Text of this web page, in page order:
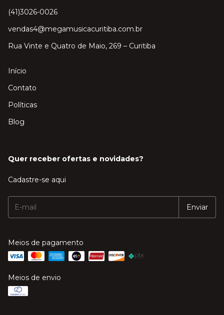
(41)3026-0026
vendas4@megamusicacuritiba.com.br
Rua Vinte e Quatro de Maio, 269 – Curitiba
Início
Contato
Políticas
Blog
Quer receber ofertas e novidades?
Cadastre-se aqui
Meios de pagamento
Meios de envio